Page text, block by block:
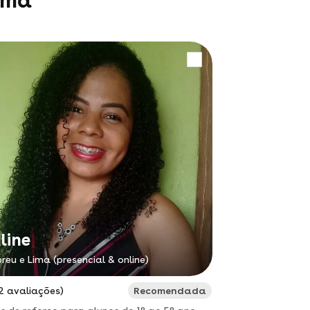
e Lima (presencial & online)
avaliações)
Recomendada